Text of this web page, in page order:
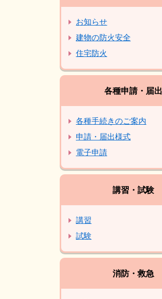
お知らせ
建物の防火安全
住宅防火
各種申請・届出
各種手続きのご案内
申請・届出様式
電子申請
講習・試験
講習
試験
消防・救急